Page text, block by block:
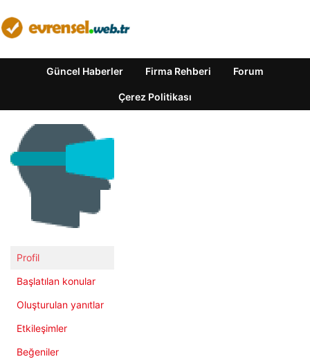
Güncel Haberler Firma Rehberi Forum
Çerez Politikası
Profil
Başlatılan konular
Oluşturulan yanıtlar
Etkileşimler
Beğeniler